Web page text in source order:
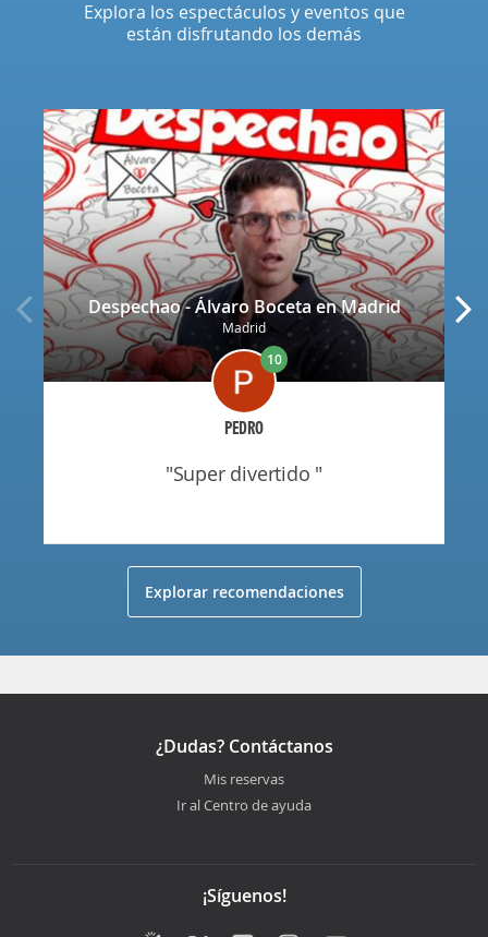
Despechao - Álvaro Boceta en Madrid
Madrid
PEDRO
10
"super divertido "
Explora los espectáculos y eventos que
están disfrutando los demás
Explorar recomendaciones
¿Dudas? Contáctanos
Mis reservas
Ir al Centro de ayuda
¡Síguenos!